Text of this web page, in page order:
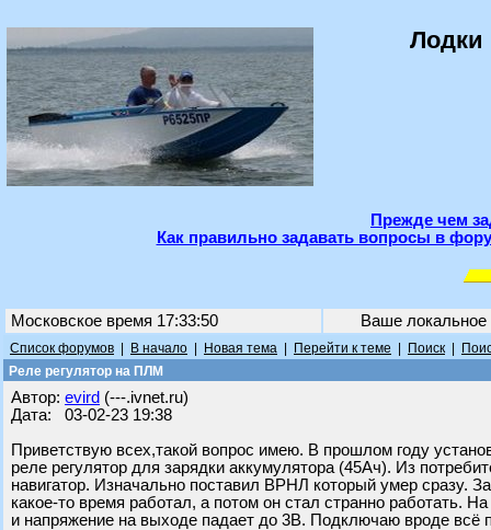
Лодки
Прежде чем
Как правильно задавать вопросы в
Московское время 17:33:50 Ваше
Список форумов В начало Новая тема Перейти к теме Поиск
Реле регулятор на ПЛМ
Автор: evird (---.ivnet.ru)
Дата: 03-02-23 19:38
Приветствую всех,такой вопрос имею. В прошлом году
реле регулятор для зарядки аккумулятора (45Ач). Из
навигатор. Изначально поставил ВРНЛ который умер сразу.
какое-то время работал, а потом он стал странно работать.
и напряжение на выходе падает до 3В. Подключаю вроде всё